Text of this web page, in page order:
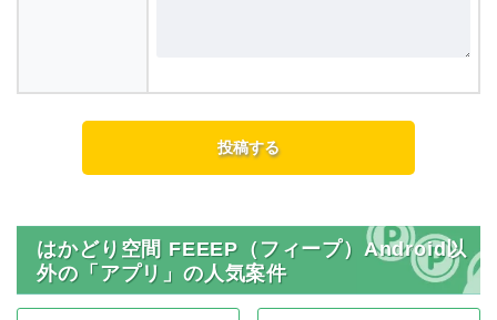
はかどり空間 FEEEP（フィープ）Android以
外の「アプリ」の人気案件